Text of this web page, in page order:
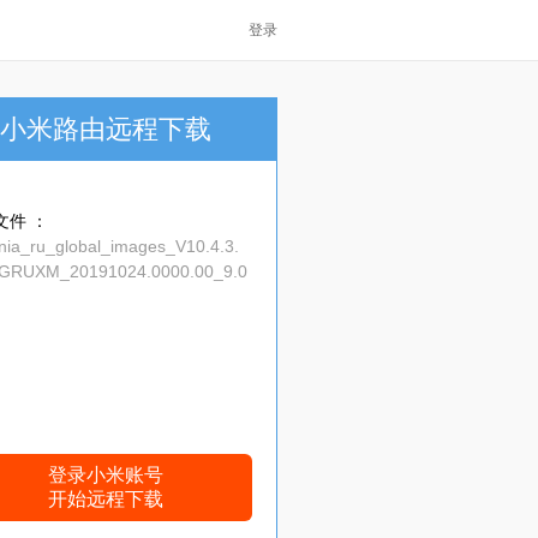
登录
小米路由远程下载
件 ：
登录小米账号
开始远程下载